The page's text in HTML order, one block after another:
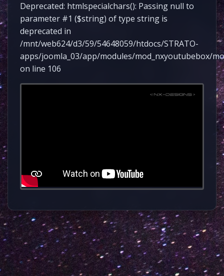
Deprecated: htmlspecialchars(): Passing null to
parameter #1 ($string) of type string is
deprecated in
/mnt/web624/d3/59/54648059/htdocs/STRATO-
apps/joomla_03/app/modules/mod_nxyoutubebox/
on line 106